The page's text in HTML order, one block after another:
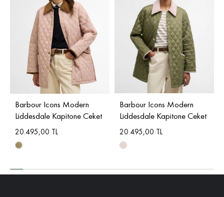
Barbour Icons Modern
Liddesdale Kapitone Ceket
20.495,00 TL
Barbour Icons Modern
Liddesdale Kapitone Ceket
20.495,00 TL